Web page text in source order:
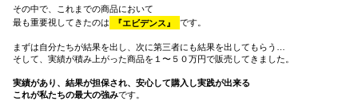
その中で、これまでの商品において
最も重要視してきたのは
『エビデンス』 です。
まずは自分たちが結果を出し、次に第三者にも結果を出してもらう…
そして、実績が積み上がった商品を１〜５０万円で販売してきました。
実績があり、結果が担保され、安心して購入し実践が出来る
これが私たちの最大の強みです。